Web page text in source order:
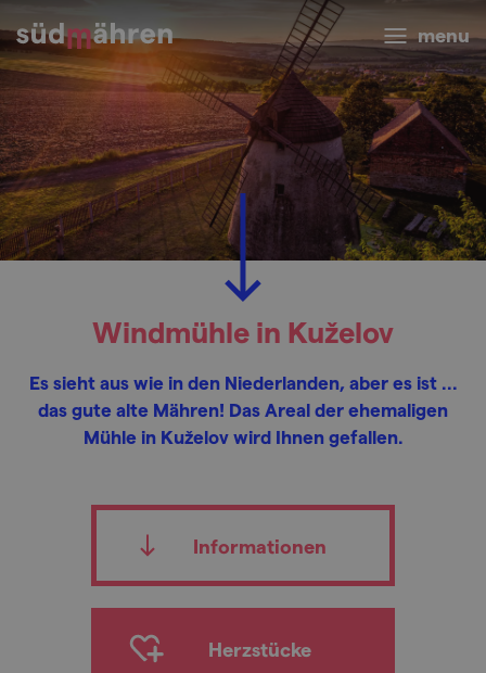
menu
Windmühle in Kuželov
Es sieht aus wie in den Niederlanden, aber es ist ...
das gute alte Mähren! Das Areal der ehemaligen
Mühle in Kuželov wird Ihnen gefallen.
Informationen
Herzstücke